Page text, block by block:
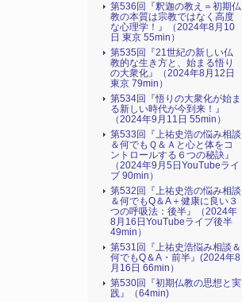
第536回『釈迦の教え＝初期仏
教の本質は宗教ではなく高度
な心理学！』（2024年8月10
日 東京 55min）
第535回『21世紀の新しい仏
教的な生き方と、始まる悟り
の大衆化』（2024年8月12日
東京 79min）
第534回『悟りの大衆化が始ま
る新しい時代が今到来！』
（2024年9月11日 55min）
第533回『上祐史浩の悩み相談
＆何でもＱ＆Ａと心と体をコ
ントロールする６つの秘訣』
（2024年9月5日YouTubeライ
ブ 90min）
第532回『上祐史浩の悩み相談
＆何でもQ＆A＋健康に良い３
つの呼吸法：後半』（2024年
8月16日YouTubeライブ後半
49min）
第531回『上祐史浩悩み相談＆
何でもQ＆A・前半』(2024年8
月16日 66min）
第530回『初期仏教の思想と実
践』（64min)